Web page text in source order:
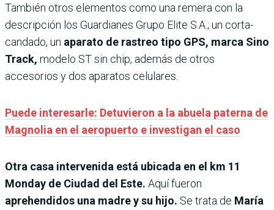
También otros elementos como una remera con la
descripción los Guardianes Grupo Elite S.A.; un corta-
candado, un aparato de rastreo tipo GPS, marca Sino
Track, modelo ST sin chip, además de otros
accesorios y dos aparatos celulares.
Puede interesarle: Detuvieron a la abuela paterna de
Magnolia en el aeropuerto e investigan el caso
Otra casa intervenida está ubicada en el km 11
Monday de Ciudad del Este. Aquí fueron
aprehendidos una madre y su hijo. Se trata de María